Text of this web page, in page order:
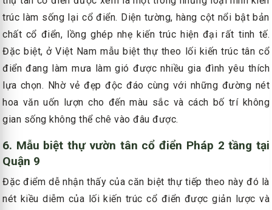
trúc làm sống lại cổ điển. Diện tường, hàng cột nổi bật bản
chất cổ điển, lồng ghép nhẹ kiến trúc hiện đại rất tinh tế.
Đặc biệt, ở Việt Nam mẫu biệt thự theo lối kiến trúc tân cổ
điển đang làm mưa làm gió được nhiều gia đình yêu thích
lựa chọn. Nhờ vẻ đẹp độc đáo cùng với những đường nét
hoa văn uốn lượn cho đến màu sắc và cách bố trí không
gian sống không thể chê vào đâu được.
6. Mẫu biệt thự vườn tân cổ điển Pháp 2 tầng tại
Quận 9
Đặc điểm dễ nhận thấy của căn biệt thự tiếp theo này đó là
nét kiều diễm của lối kiến trúc cổ điển được giản lược và